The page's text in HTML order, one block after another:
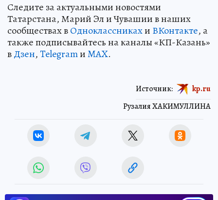
Следите за актуальными новостями
Татарстана, Марий Эл и Чувашии в наших
сообществах вОдноклассникахи ВКонтакте, а
также подписывайтесь на каналы «КП-Казань»
вДзен,TelegramиMAX.
Рузалия ХАКИМУЛЛИНА
Источник: kp.ru